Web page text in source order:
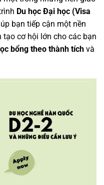
Du học Đại học (Visa
bạn tiếp cận một nền
cơ hội lớn cho các bạn
bổng theo thành tích và